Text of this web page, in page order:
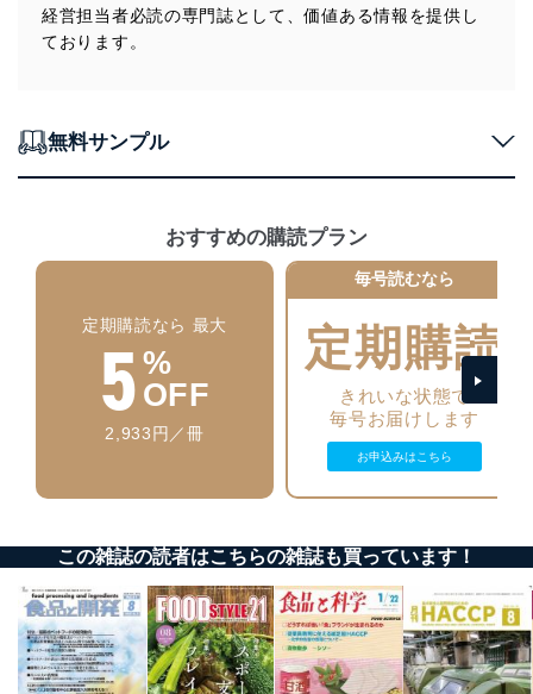
アクセス制御
アクセス者の識別と認証
者を識別・認証しています。
個人データを取り扱う機器等のオペレーティング
システムを最新の状態に保持しています。
個人データを取り扱う機器等にセキュリティ対策
ソフトウェア等を導入し、自動更新 機能等の活用
により、これを最新状態としています。
情報システムの使用に伴う漏洩等の防止
メール等により個人データの含まれるファイルを
送信する場合に、当該ファイルへのパスワードを
個人情報保護マネジメントシステムの継続的改善
当社は、内部監査及びマネジメントレビューの機会を通
じて、個人情報保護マネジメントシステムを継続的に改
善し、常に最良の状態を維持します。
苦情及び相談受付け窓口
経営担当者必読の専門誌として、価値ある情報を提供し
ております。
無料サンプル
おすすめの購読プラン
定期購読なら 最大
5 %
OFF
2,933円／冊
毎号読むなら
定期購読
きれいな状態で
毎号お届けします
お申込みはこちら
この雑誌の読者はこちらの雑誌も買っています！